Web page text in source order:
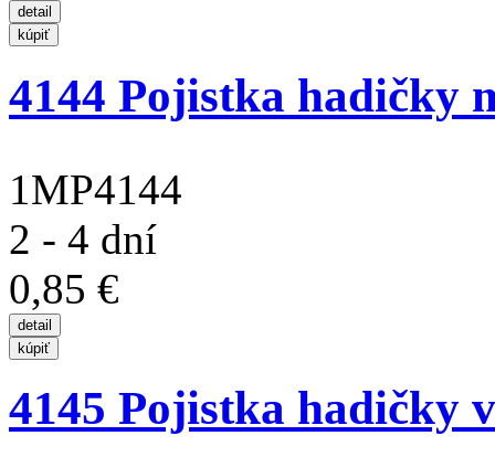
4144 Pojistka hadičky
1MP4144
2 - 4 dní
0,85 €
4145 Pojistka hadičky